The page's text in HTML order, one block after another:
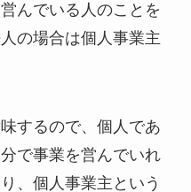
んでいる人のことを
の場合は個人事業主
するので、個人であ
で事業を営んでいれ
、個人事業主という